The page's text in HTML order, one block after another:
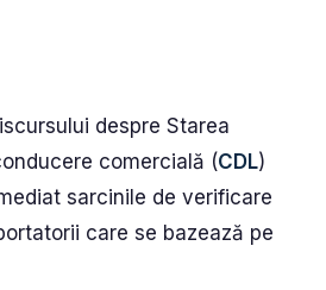
despre Starea
comercială (CDL)
sarcinile de verificare
care se bazează pe